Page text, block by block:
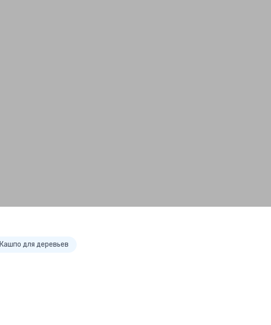
Кашпо для деревьев